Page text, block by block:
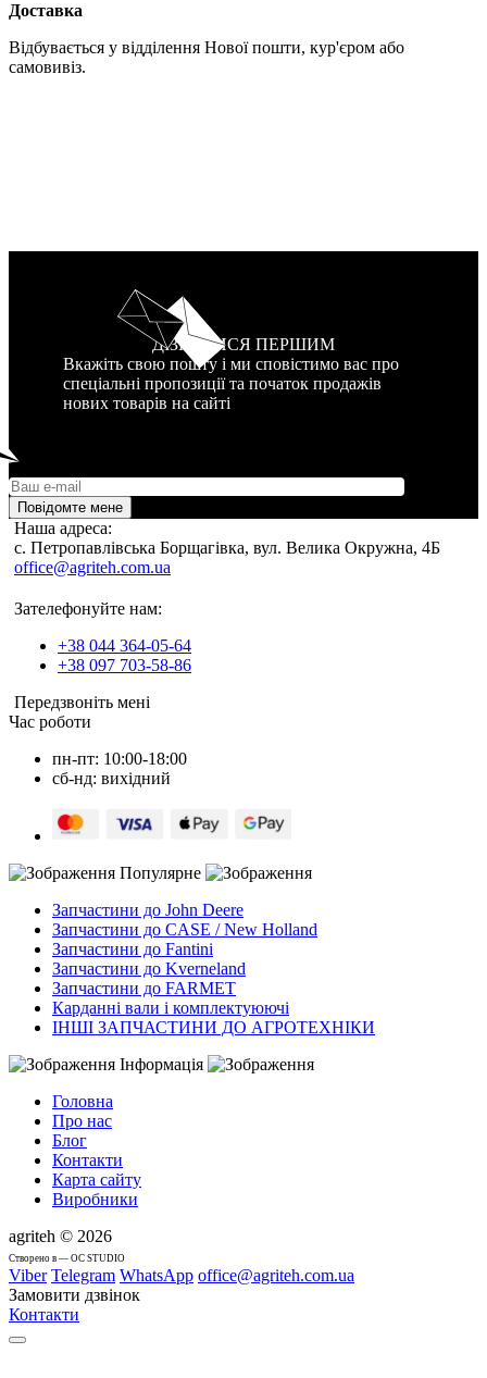
Доставка
Відбувається у відділення Нової пошти, кур'єром або
самовивіз.
ДІЗНАТИСЯ ПЕРШИМ
Вкажіть свою пошту і ми сповістимо вас про
спеціальні пропозиції та початок продажів
нових товарів на сайті
Повідомте мене
Наша адреса:
c. Петропавлівська Борщагівка, вул. Велика Окружна, 4Б
office@agriteh.com.ua
Зателефонуйте нам:
+38 044 364-05-64
+38 097 703-58-86
Передзвоніть мені
Час роботи
пн-пт: 10:00-18:00
сб-нд: вихідний
Популярне
Запчастини до John Deere
Запчастини до CASE / New Holland
Запчастини до Fantini
Запчастини до Kverneland
Запчастини до FARMET
Карданні вали і комплектуюючі
ІНШІ ЗАПЧАСТИНИ ДО АГРОТЕХНІКИ
Інформація
Головна
Про нас
Блог
Контакти
Карта сайту
Виробники
agriteh © 2026
Cтворено в — OC STUDIO
Viber Telegram WhatsApp office@agriteh.com.ua
Замовити дзвінок
Контакти